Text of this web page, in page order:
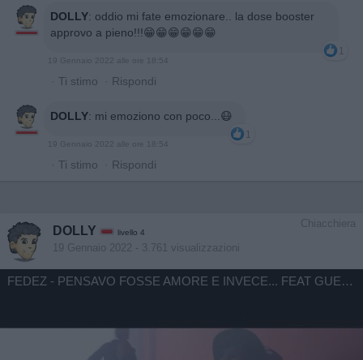
DOLLY: oddio mi fate emozionare.. la dose booster
approvo a pieno!!!😁😁😁😁😁😁
1
19 Gennaio 2022 alle ore 18:54
· Ti stimo · Rispondi
DOLLY: mi emoziono con poco...😷
1
19 Gennaio 2022 alle ore 18:54
· Ti stimo · Rispondi
Chiacchiera
DOLLY livello 4
19 Gennaio 2022 - 3.761 visualizzazioni
FEDEZ - PENSAVO FOSSE AMORE E INVECE... FEAT GUE PEQUENO